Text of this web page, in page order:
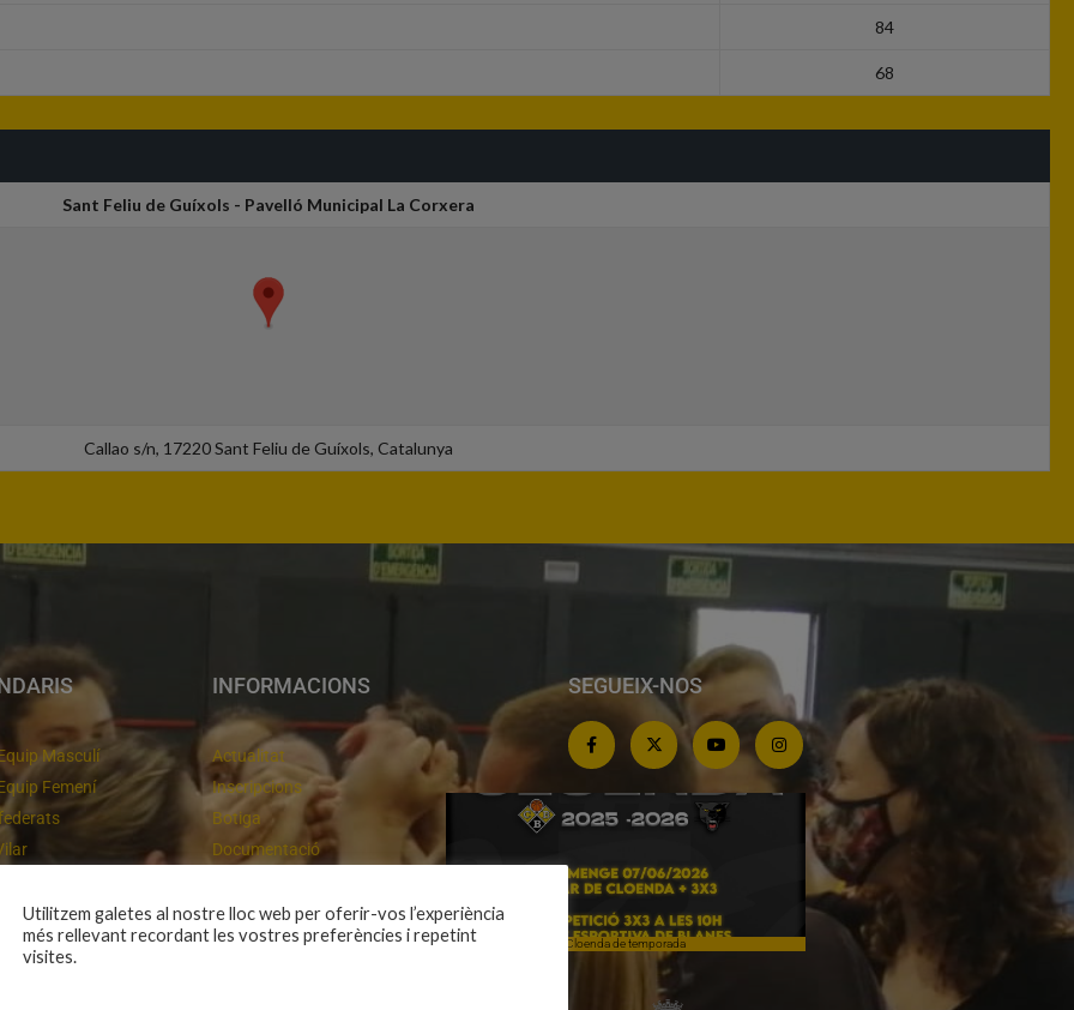
84
68
Sant Feliu de Guíxols - Pavelló Municipal La Corxera
Callao s/n, 17220 Sant Feliu de Guíxols, Catalunya
Masculí
Femení
inferiors
casa
INFORMACIONS
Actualitat
Inscripcions
Botiga
Documentació
Intranet
Contacte
SEGUEIX-NOS
Un final rodó Cloenda de temporada
Utilitzem galetes al nostre lloc web per oferir-vos l’experiència
més rellevant recordant les vostres preferències i repetint
visites.